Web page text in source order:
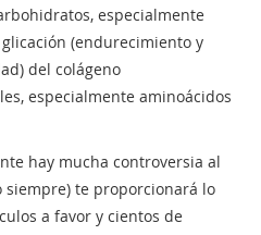
especialmente
(endurecimiento y
del colágeno
especialmente aminoácidos
hay mucha controversia al
siempre) te proporcionará lo
a favor y cientos de